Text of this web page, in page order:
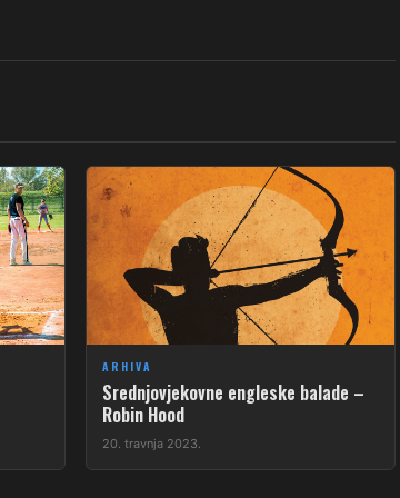
ARHIVA
Srednjovjekovne engleske balade –
Robin Hood
20. travnja 2023.